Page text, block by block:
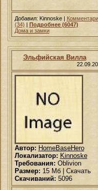
Добавил: Kinnoske |
(34) | Подробнее (6047)
Дома и замки
Эльфийская Вилла
Автор: HomeBaseHero
Локализатор: Kinnoske
Требования: Oblivion
Размер: 15 Мб | Скачать
Скачиваний: 5096